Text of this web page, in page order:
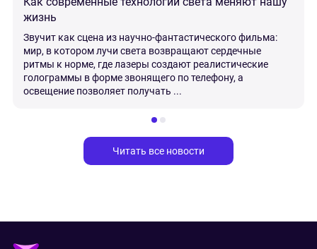
жизнь
Звучит как сцена из научно-фантастического фильма:
мир, в котором лучи света возвращают сердечные
ритмы к норме, где лазеры создают реалистические
голограммы в форме звонящего по телефону, а
освещение позволяет получать ...
Читать все новости